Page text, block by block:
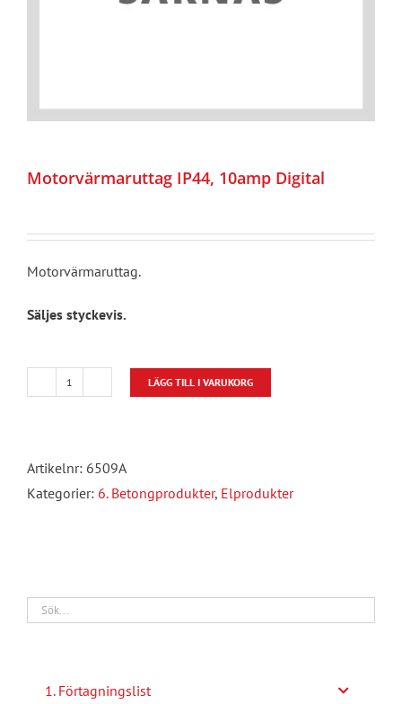
Motorvärmaruttag IP44, 10amp Digital
Motorvärmaruttag.
Säljes styckevis.
Motorvärmaruttag
Digital
mängd
LÄGG TILL I VARUKORG
Artikelnr: 6509A
Kategorier: 6. Betongprodukter, Elprodukter
1. Förtagningslist